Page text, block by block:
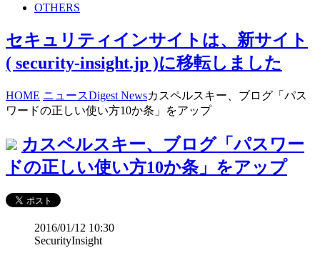
OTHERS
セキュリティインサイトは、新サイト
( security-insight.jp )に移転しました
HOME ニュースDigest Newsカスペルスキー、ブログ「パス
ワードの正しい使い方10か条」をアップ
カスペルスキー、ブログ「パスワー
ドの正しい使い方10か条」をアップ
2016/01/12 10:30
SecurityInsight